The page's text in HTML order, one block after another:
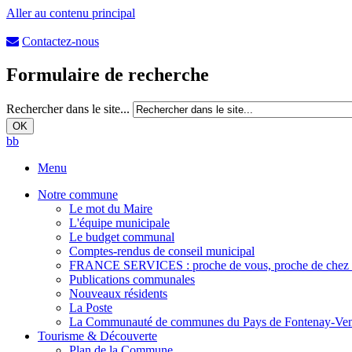
Aller au contenu principal
Contactez-nous
Formulaire de recherche
Rechercher dans le site...
bb
Menu
Notre commune
Le mot du Maire
L'équipe municipale
Le budget communal
Comptes-rendus de conseil municipal
FRANCE SERVICES : proche de vous, proche de chez
Publications communales
Nouveaux résidents
La Poste
La Communauté de communes du Pays de Fontenay-
Tourisme & Découverte